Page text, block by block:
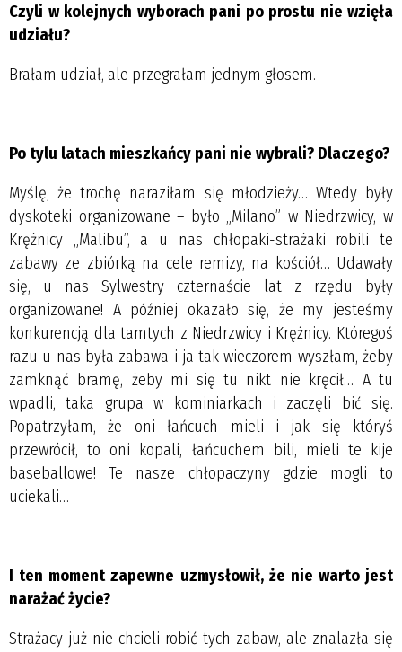
Czyli w kolejnych wyborach pani po prostu nie wzięła
udziału?
Brałam udział, ale przegrałam jednym głosem.
Po tylu latach mieszkańcy pani nie wybrali? Dlaczego?
Myślę, że trochę naraziłam się młodzieży… Wtedy były
dyskoteki organizowane – było „Milano” w Niedrzwicy, w
Krężnicy „Malibu”, a u nas chłopaki-strażaki robili te
zabawy ze zbiórką na cele remizy, na kościół… Udawały
się, u nas Sylwestry czternaście lat z rzędu były
organizowane! A później okazało się, że my jesteśmy
konkurencją dla tamtych z Niedrzwicy i Krężnicy. Któregoś
razu u nas była zabawa i ja tak wieczorem wyszłam, żeby
zamknąć bramę, żeby mi się tu nikt nie kręcił… A tu
wpadli, taka grupa w kominiarkach i zaczęli bić się.
Popatrzyłam, że oni łańcuch mieli i jak się któryś
przewrócił, to oni kopali, łańcuchem bili, mieli te kije
baseballowe! Te nasze chłopaczyny gdzie mogli to
uciekali…
I ten moment zapewne uzmysłowił, że nie warto jest
narażać życie?
Strażacy już nie chcieli robić tych zabaw, ale znalazła się